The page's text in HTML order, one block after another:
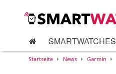
SMARTWATCHES
Startseite News Garmin